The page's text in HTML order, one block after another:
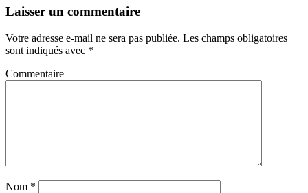
Laisser un commentaire
Votre adresse e-mail ne sera pas publiée. Les champs obligatoires
sont indiqués avec *
Commentaire
Nom *